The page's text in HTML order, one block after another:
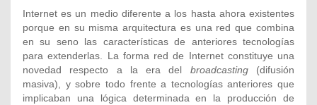
Internet es un medio diferente a los hasta ahora existentes
porque en su misma arquitectura es una red que combina
en su seno las características de anteriores tecnologías
para extenderlas. La forma red de Internet constituye una
novedad respecto a la era del broadcasting(difusión
masiva), y sobre todo frente a tecnologías anteriores que
implicaban una lógica determinada en la producción de